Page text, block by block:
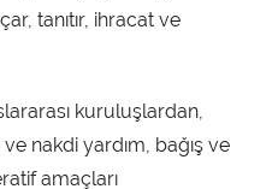
tanıtır, ihracat ve
kuruluşlardan,
nakdi yardım, bağış ve
amaçları